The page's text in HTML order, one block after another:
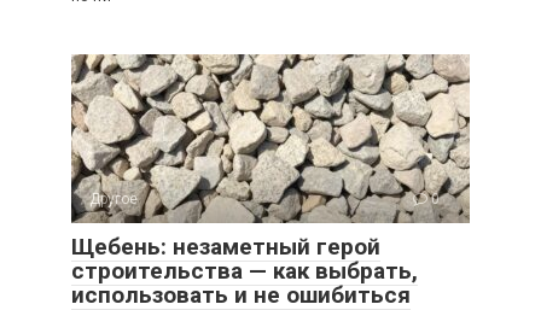
Другое 0
Щебень: незаметный герой
строительства — как выбрать,
использовать и не ошибиться